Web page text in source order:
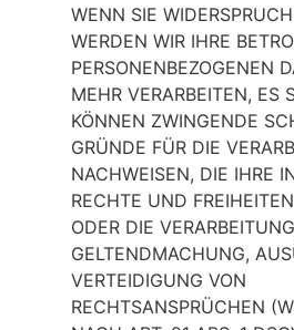
WENN SIE
WERDEN WIR IHRE
PERSONENBEZOGENEN
MEHR VERARBEITEN, ES
KÖNNEN ZWINGENDE
GRÜNDE FÜR DIE
NACHWEISEN, DIE IHRE
RECHTE UND
ODER DIE
GELTENDMACHUNG,
VERTEIDIGUNG VON
RECHTSANSPRÜCHEN